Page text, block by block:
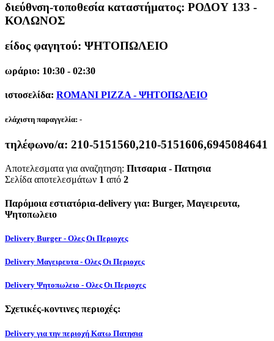
διεύθνση-τοποθεσία καταστήματος: ΡΟΔΟΥ 133 -
ΚΟΛΩΝΟΣ
είδος φαγητού: ΨΗΤΟΠΩΛΕΙΟ
ωράριο: 10:30 - 02:30
ιστοσελίδα: ROMANI PIZZA - ΨΗΤΟΠΩΛΕΙΟ
ελάχιστη παραγγελία: -
τηλέφωνο/α: 210-5151560,210-5151606,6945084641
Αποτελεσματα για αναζητηση: Πιτσαρια - Πατησια
Σελίδα αποτελεσμάτων 1 από 2
Παρόμοια εστιατόρια-delivery για: Burger, Μαγειρευτα,
Ψητοπωλειο
Delivery Burger - Ολες Οι Περιοχες
Delivery Μαγειρευτα - Ολες Οι Περιοχες
Delivery Ψητοπωλειο - Ολες Οι Περιοχες
Σχετικές-κοντινες περιοχές:
Delivery για την περιοχή Κατω Πατησια